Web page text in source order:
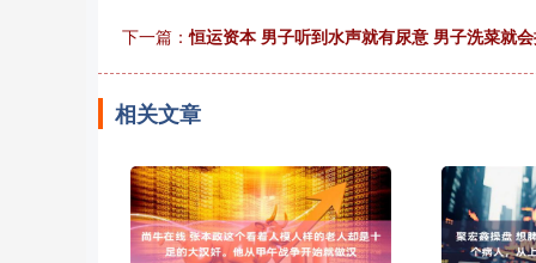
下一篇：恒运资本 男子听到水声就有尿意 男子洗菜就
相关文章